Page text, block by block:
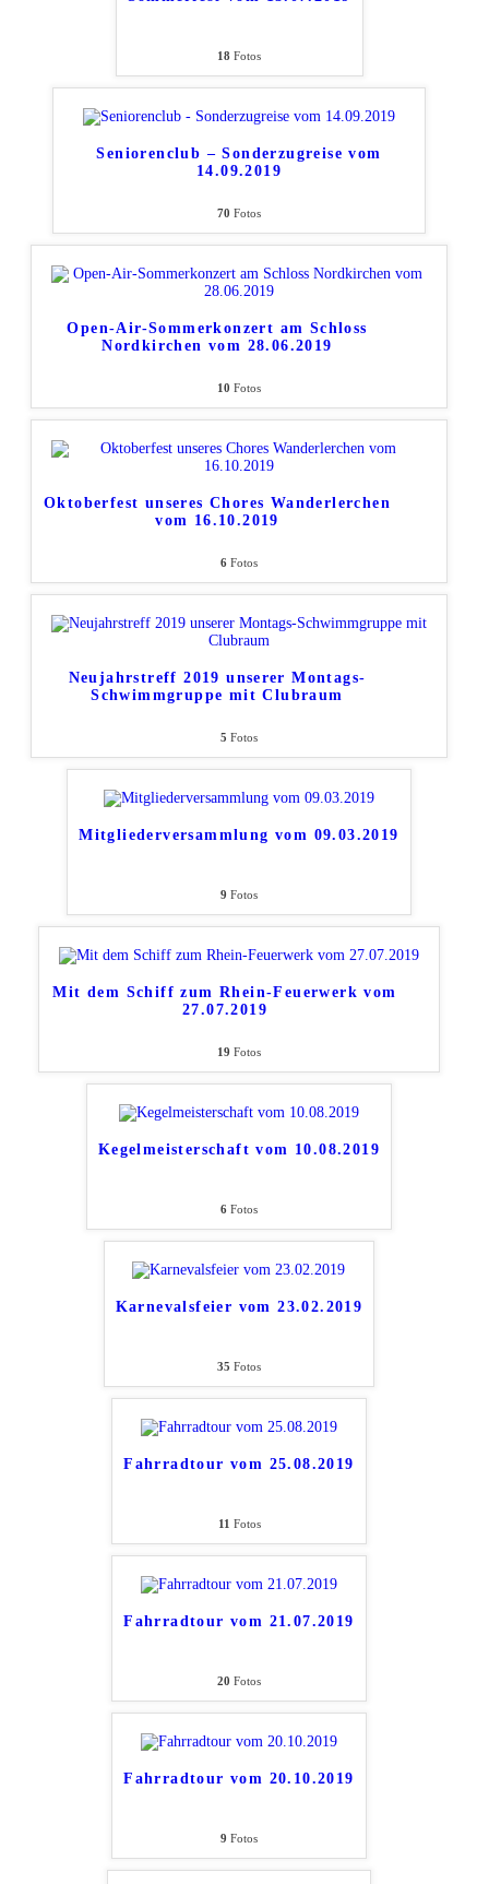
18 Fotos
Seniorenclub – Sonderzugreise vom
14.09.2019
70 Fotos
Open-Air-Sommerkonzert am Schloss
Nordkirchen vom 28.06.2019
10 Fotos
Oktoberfest unseres Chores Wanderlerchen
vom 16.10.2019
6 Fotos
Neujahrstreff 2019 unserer Montags-
Schwimmgruppe mit Clubraum
5 Fotos
Mitgliederversammlung vom 09.03.2019
9 Fotos
Mit dem Schiff zum Rhein-Feuerwerk vom
27.07.2019
19 Fotos
Kegelmeisterschaft vom 10.08.2019
6Fotos
Karnevalsfeier vom 23.02.2019
35 Fotos
Fahrradtour vom 25.08.2019
11 Fotos
Fahrradtour vom 21.07.2019
20 Fotos
Fahrradtour vom 20.10.2019
9 Fotos